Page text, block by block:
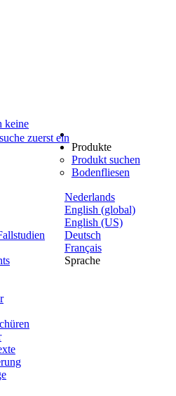
keine
zuerst ein
Nederlands
English (global)
English (US)
Deutsch
Français
Sprache
Produkte
Produkt suchen
Bodenfliesen